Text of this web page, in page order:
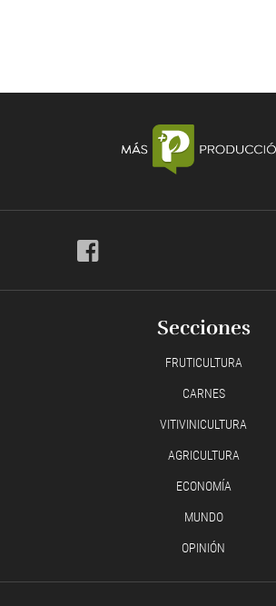
Secciones
FRUTICULTURA
CARNES
VITIVINICULTURA
AGRICULTURA
ECONOMÍA
MUNDO
OPINIÓN